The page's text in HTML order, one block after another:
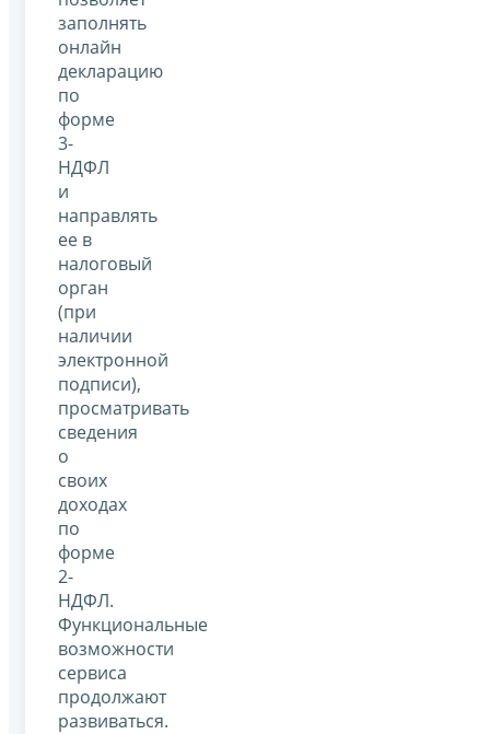
заполнять
онлайн
декларацию
по
форме
3-
НДФЛ
и
направлять
ее в
налоговый
орган
(при
наличии
электронной
подписи),
просматривать
сведения
о
своих
доходах
по
форме
2-
НДФЛ.
Функциональные
возможности
сервиса
продолжают
развиваться.